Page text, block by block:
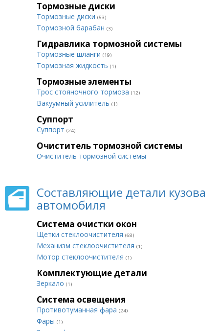
Тормозные диски
Тормозные диски (53)
Тормозной барабан (3)
Гидравлика тормозной системы
Тормозные шланги (19)
Тормозная жидкость (1)
Тормозные элементы
Трос стояночного тормоза (12)
Вакуумный усилитель (1)
Суппорт
Суппорт (24)
Очиститель тормозной системы
Очиститель тормозной системы
Составляющие детали кузова
автомобиля
Система очистки окон
Щетки стеклоочистителя (68)
Механизм стеклоочистителя (1)
Мотор стеклоочистителя (1)
Комплектующие детали
Зеркало (1)
Система освещения
Противотуманная фара (24)
Фары (1)